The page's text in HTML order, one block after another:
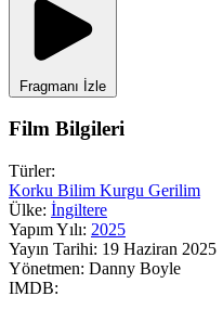
Fragmanı İzle
Film Bilgileri
Türler:
Korku Bilim Kurgu Gerilim
Ülke: İngiltere
Yapım Yılı: 2025
Yayın Tarihi: 19 Haziran 2025
Yönetmen: Danny Boyle
IMDB: